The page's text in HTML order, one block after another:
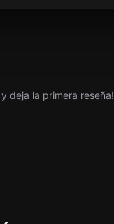
deja la primera reseña!